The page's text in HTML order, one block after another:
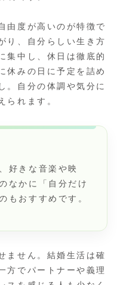
由度が高いのが特徴で
り、自分らしい生き方
集中し、休日は徹底的
休みの日に予定を詰め
。自分の体調や気分に
られます。
好きな音楽や映
なかに「自分だけ
もおすすめです。
ません。結婚生活は確
方でパートナーや義理